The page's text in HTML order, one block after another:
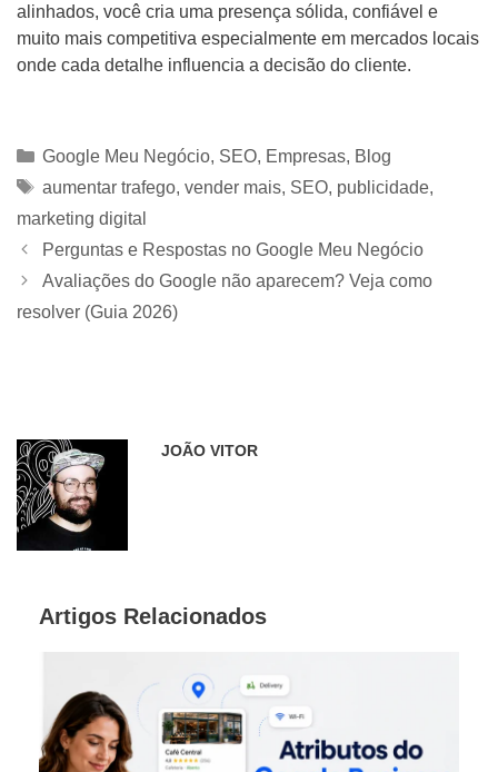
alinhados, você cria uma presença sólida, confiável e
muito mais competitiva especialmente em mercados locais
onde cada detalhe influencia a decisão do cliente.
Categorias
Google Meu Negócio, SEO, Empresas, Blog
Tags
aumentar trafego, vender mais, SEO, publicidade,
marketing digital
Perguntas e Respostas no Google Meu Negócio
Avaliações do Google não aparecem? Veja como
resolver (Guia 2026)
JOÃO VITOR
Artigos Relacionados